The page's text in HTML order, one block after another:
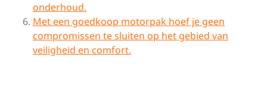
onderhoud.
Met een goedkoop motorpak hoef je geen
compromissen te sluiten op het gebied van
veiligheid en comfort.